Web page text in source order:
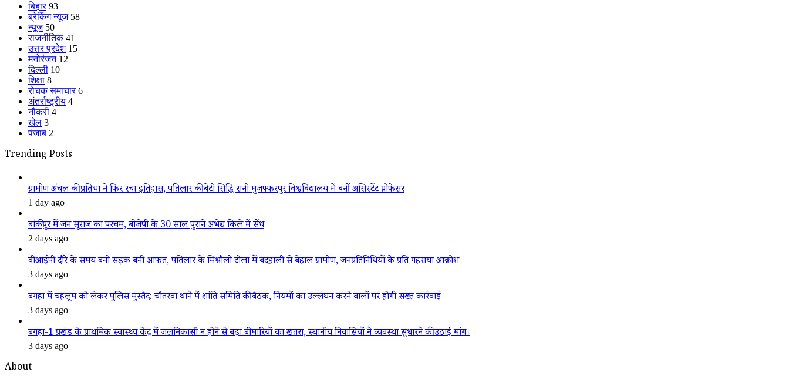
बिहार 93
ब्रेकिंग न्यूज 58
न्यूज 50
राजनीतिक 41
उत्तर प्रदेश 15
मनोरंजन 12
दिल्ली 10
शिक्षा 8
रोचक समाचार 6
अंतर्राष्ट्रीय 4
नौकरी 4
खेल 3
पंजाब 2
Trending Posts
ग्रामीण अंचल की प्रतिभा ने फिर रचा इतिहास, पतिलार की बेटी सिद्धि रानी मुजफ्फरपुर विश्वविद्यालय में बनीं असिस्टेंट प्रोफेसर
1 day ago
बांकीपुर में जन सुराज का परचम, बीजेपी के 30 साल पुराने अभेद्य किले में सेंध
2 days ago
वीआईपी दौरे के समय बनी सड़क बनी आफत, पतिलार के मिश्रौली टोला में बदहाली से बेहाल ग्रामीण, जनप्रतिनिधियों के प्रति गहराया आक्रोश
3 days ago
बगहा में चहलूम को लेकर पुलिस मुस्तैद: चौतरवा थाने में शांति समिति की बैठक, नियमों का उल्लंघन करने वालों पर होगी सख्त कार्रवाई
3 days ago
बगहा-1 प्रखंड के प्राथमिक स्वास्थ्य केंद्र में जलनिकासी न होने से बढ़ा बीमारियों का खतरा, स्थानीय निवासियों ने व्यवस्था सुधारने की उठाई मांग।
3 days ago
About